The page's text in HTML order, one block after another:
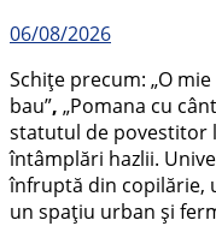
06/08/2026
Schițe precum: „O
bau”, „Pomana cu
statutul de povestitor
întâmplări hazlii.
înfruptă din copilărie,
un spațiu urban și